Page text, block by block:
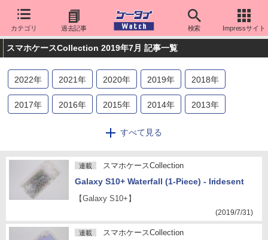
カテゴリ 過去記事 検索 Impressサイト
スマホケースCollection 2019年7月 記事一覧
2022年 2021年 2020年 2019年 2018年
2017年 2016年 2015年 2014年 2013年
すべて見る
連載 スマホケースCollection
Galaxy S10+ Waterfall (1-Piece) - Iridesent
【Galaxy S10+】
(2019/7/31)
連載 スマホケースCollection